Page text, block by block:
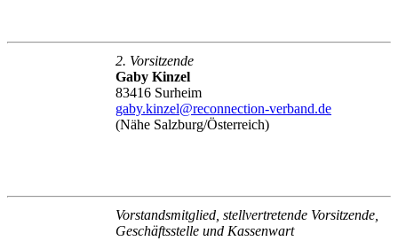
2. Vorsitzende
Gaby Kinzel
83416 Surheim
gaby.kinzel@reconnection-verband.de
(Nähe Salzburg/Österreich)
Vorstandsmitglied, stellvertretende Vorsitzende,
Geschäftsstelle und Kassenwart